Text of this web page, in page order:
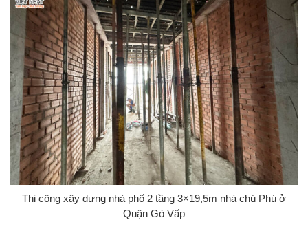
Thi công xây dựng nhà phố 2 tầng 3×19,5m nhà chú Phú ở
Quận Gò Vấp